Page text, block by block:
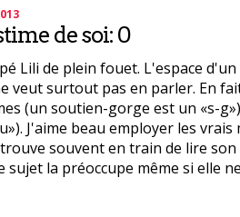
de soi: 0
Lili de plein fouet. L'espace
veut surtout pas en parler. En
(un soutien-gorge est un «s-
J'aime beau employer les
souvent en train de lire son
sujet la préoccupe même si elle